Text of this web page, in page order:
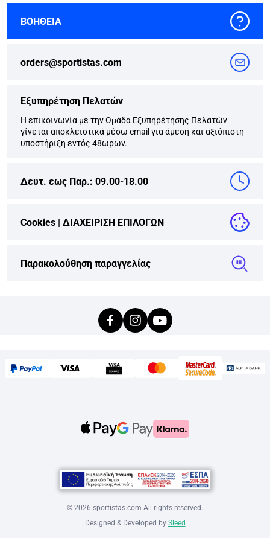
ΒΟΗΘΕΙΑ
orders@sportistas.com
Εξυπηρέτηση Πελατών
Η επικοινωνία με την Ομάδα Εξυπηρέτησης Πελατών
γίνεται αποκλειστικά μέσω email για άμεση και αξιόπιστη
υποστήριξη εντός 48ωρων.
Δευτ. εως Παρ.: 09.00-18.00
Cookies | ΔΙΑΧΕΙΡΙΣΗ ΕΠΙΛΟΓΩΝ
Παρακολούθηση παραγγελίας
©2026 sportistas.com All rights reserved.
Designed & Developed by Sleed